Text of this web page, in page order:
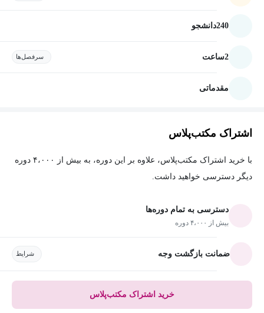
240دانشجو
2ساعت سرفصل‌ها
مقدماتی
اشتراک مکتب‌پلاس
با خرید اشتراک مکتب‌پلاس، علاوه بر این دوره، به بیش از ۴،۰۰۰ دوره
دیگر دسترسی خواهید داشت.
دسترسی به تمام دوره‌ها
بیش از ۴،۰۰۰ دوره
ضمانت بازگشت وجه شرایط
خرید اشتراک مکتب‌پلاس